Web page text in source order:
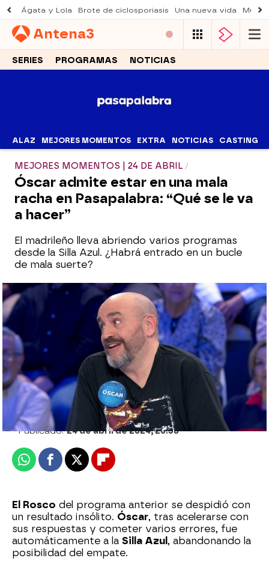
Ágata y Lola Brote de ciclosporiasis Una nueva vida
Antena3
SERIES PROGRAMAS NOTICIAS
ALAZ MEJORES MOMENTOS EXTRA NOTICIAS CASTING
MEJORES MOMENTOS | 24 DE ABRIL
Óscar admite estar en una mala
racha en Pasapalabra: “Qué se le va
a hacer”
El madrileño lleva abriendo varios programas
desde la Silla Azul. ¿Habrá entrado en un bucle
de mala suerte?
Moisés se suelta el pelo y saca su lado
más reggaetonero... ¡cantando ‘Dale Don
Dale’!
Sara Sanz Navarro
Publicado:24 de abril de 2024, 20:38
WhatsappFacebook
X Flipboard
El Rosco del programa anterior se despidió con
un resultado insólito. Óscar, tras acelerarse con
sus respuestas y cometer varios errores, fue
automáticamente a la Silla Azul , abandonando la
posibilidad del empate.